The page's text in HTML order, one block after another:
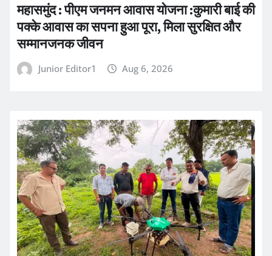
महासमुंद : पीएम जनमन आवास योजना :कुमारी बाई की
पक्के आवास का सपना हुआ पूरा, मिला सुरक्षित और
सम्मानजनक जीवन
Junior Editor1 Aug 6, 2026